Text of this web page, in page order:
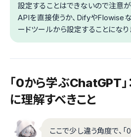
設定することはできないので注意が
APIを直接使うか、DifyやFlowise
ードツールから設定することになり
「0から学ぶChatGPT
に理解すべきこと
ここで少し違う角度で、